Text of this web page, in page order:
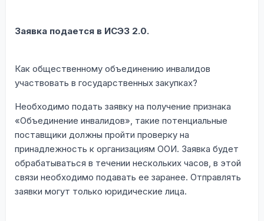
Заявка подается в ИСЭЗ 2.0.
Как общественному объединению инвалидов
участвовать в государственных закупках?
Необходимо подать заявку на получение признака
«Объединение инвалидов», такие потенциальные
поставщики должны пройти проверку на
принадлежность к организациям ООИ. Заявка будет
обрабатываться в течении нескольких часов, в этой
связи необходимо подавать ее заранее. Отправлять
заявки могут только юридические лица.